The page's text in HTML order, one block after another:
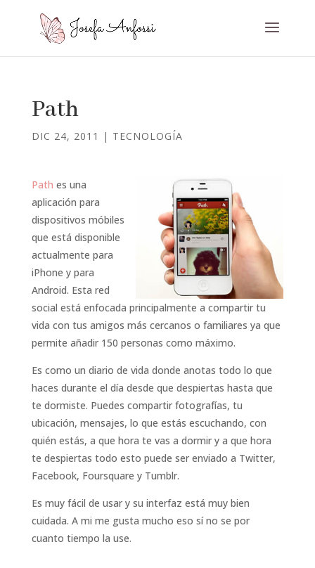
Path
DIC 24, 2011 | TECNOLOGÍA
Path es una
aplicación para
dispositivos móbiles
que está disponible
actualmente para
iPhone y para
Android. Esta red
social está enfocada principalmente a compartir tu
vida con tus amigos más cercanos o familiares ya que
permite añadir 150 personas como máximo.
Es como un diario de vida donde anotas todo lo que
haces durante el día desde que despiertas hasta que
te dormiste. Puedes compartir fotografías, tu
ubicación, mensajes, lo que estás escuchando, con
quién estás, a que hora te vas a dormir y a que hora
te despiertas todo esto puede ser enviado a Twitter,
Facebook, Foursquare y Tumblr.
Es muy fácil de usar y su interfaz está muy bien
cuidada. A mi me gusta mucho eso sí no se por
cuanto tiempo la use.